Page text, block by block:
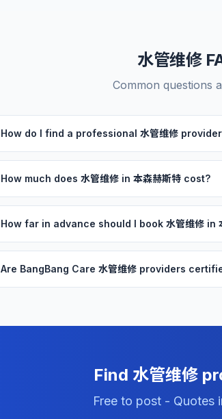
水管维修
Common questions
How do I find a professional 水管维修 provider
How much does 水管维修 in 本森赫斯特 cost?
How far in advance should I book 水管维修 in
Are BangBang Care 水管维修 providers
Find 水管维修
Free to post - Quotes